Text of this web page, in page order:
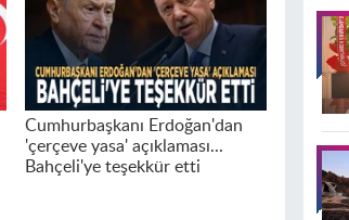
Cumhurbaşkanı Erdoğan'dan
'çerçeve yasa' açıklaması...
Bahçeli'ye teşekkür etti